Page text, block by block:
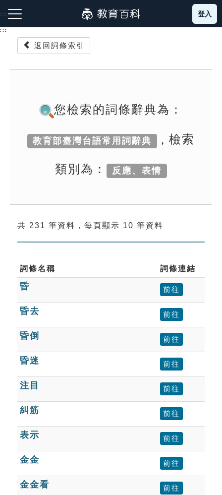
到
主
:::
生字詞彙表
成語故事
索引選單
單字索引
生命大百科索引
遊戲專區
教學應用
貓頭鷹博士
登入
:::
返回詞條索引
您檢索的詞條辭典為：
教育部臺灣台語常用詞辭典 , 檢索
類別為： 反應、表情
共 231 筆資料，每頁顯示 10 筆資料
詞條名稱 詞條連結
昏 前往
昏去 前往
昏倒 前往
昏迷 前往
注目 前往
糾筋 前往
表示 前往
金金 前往
金金看 前往